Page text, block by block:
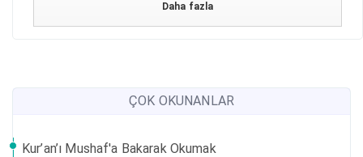
Daha fazla
ÇOK OKUNANLAR
Kur’an’ı Mushaf'a Bakarak Okumak